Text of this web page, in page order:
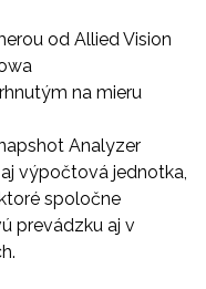
od Allied Vision
na mieru
Analyzer
výpočtová jednotka,
spoločne
prevádzku aj v